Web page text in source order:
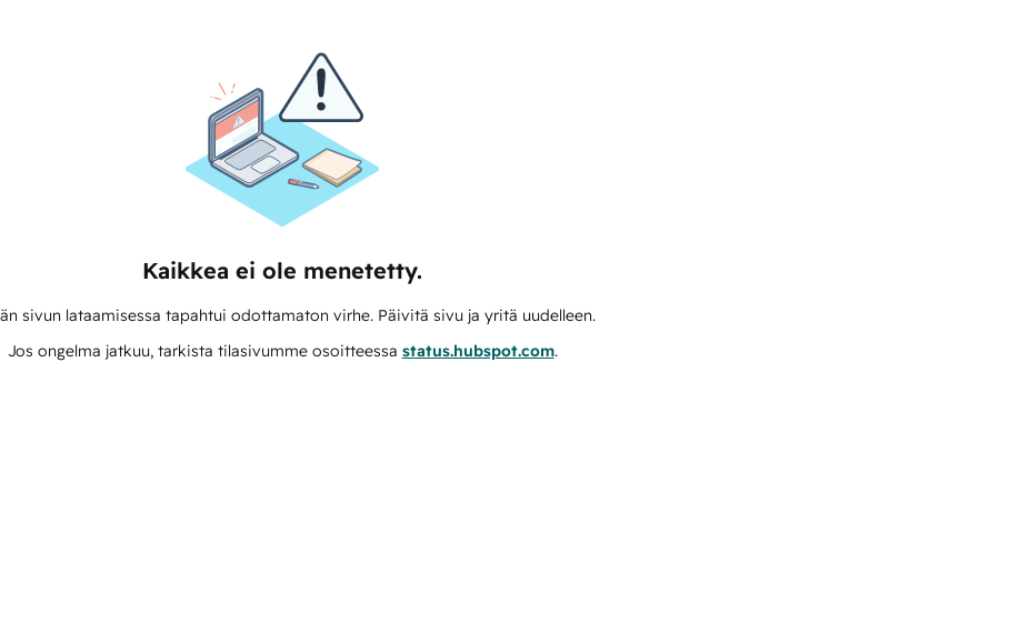
Kaikkea ei ole menetetty.
sivun lataamisessa tapahtui odottamaton virhe. Päivitä sivu ja yritä uudelleen.
Jos ongelma jatkuu, tarkista tilasivumme osoitteessa status.hubspot.com.